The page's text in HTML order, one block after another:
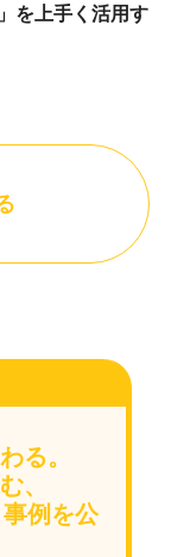
を上手く活用す
る。
、
例を公